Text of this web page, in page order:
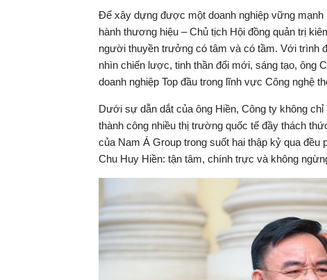
Để xây dựng được một doanh nghiệp vững
hành thương hiệu – Chủ tịch Hội đồng quản trị
người thuyền trưởng có tâm và có tầm. Với trình
nhìn chiến lược, tinh thần đổi mới, sáng tạo, ông
doanh nghiệp Top đầu trong lĩnh vực Công nghệ
Dưới sự dẫn dắt của ông Hiền, Công ty không
thành công nhiều thị trường quốc tế đầy thách
của Nam Á Group trong suốt hai thập kỷ qua đều
Chu Huy Hiền: tận tâm, chính trực và không